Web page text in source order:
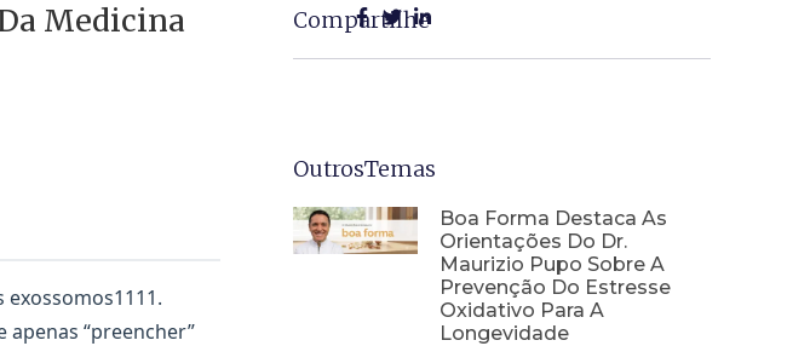
Medicina
“preencher”
Compartilhe
OutrosTemas
Boa Forma Destaca As
Orientações Do Dr.
Maurizio Pupo Sobre A
Prevenção Do Estresse
Oxidativo Para A
Longevidade